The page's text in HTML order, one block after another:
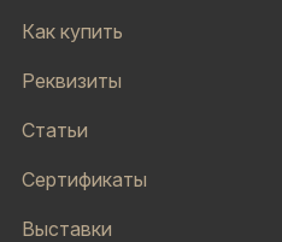
Как купить
Реквизиты
Статьи
Сертификаты
Выставки